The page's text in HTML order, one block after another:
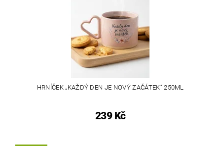
HRNÍČEK „KAŽDÝ DEN JE NOVÝ ZAČÁTEK“ 250ML
239 Kč